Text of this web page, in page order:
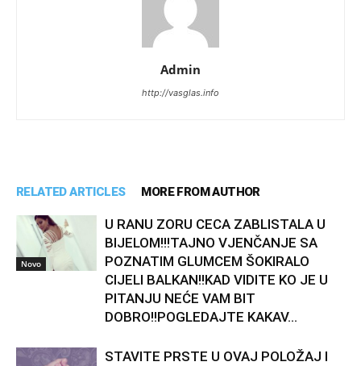
Admin
http://vasglas.info
RELATED ARTICLES MORE FROM AUTHOR
Novo
U RANU ZORU CECA ZABLISTALA U
BIJELOM!!!TAJNO VJENČANJE SA
POZNATIM GLUMCEM ŠOKIRALO
CIJELI BALKAN!!KAD VIDITE KO JE U
PITANJU NEĆE VAM BIT
DOBRO!!POGLEDAJTE KAKAV...
STAVITE PRSTE U OVAJ POLOŽAJ I